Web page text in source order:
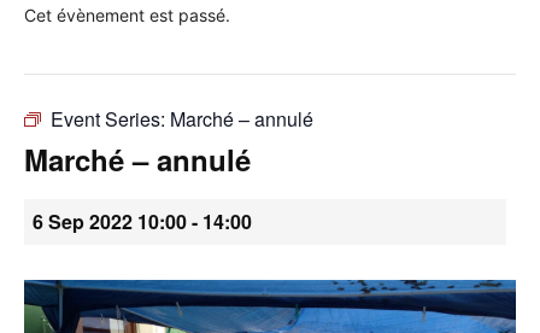
Laconnex
Canton
Cet évènement est passé.
Event Series: Marché – annulé
Marché – annulé
6 Sep 2022 10:00- 14:00